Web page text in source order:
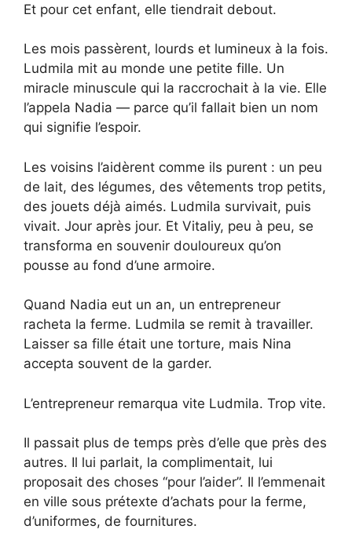
Et pour cet enfant, elle tiendrait debout.
Les mois passèrent, lourds et lumineux à la fois.
Ludmila mit au monde une petite fille. Un
miracle minuscule qui la raccrochait à la vie. Elle
l’appela Nadia — parce qu’il fallait bien un nom
qui signifie l’espoir.
Les voisins l’aidèrent comme ils purent : un peu
de lait, des légumes, des vêtements trop petits,
des jouets déjà aimés. Ludmila survivait, puis
vivait. Jour après jour. Et Vitaliy, peu à peu, se
transforma en souvenir douloureux qu’on
pousse au fond d’une armoire.
Quand Nadia eut un an, un entrepreneur
racheta la ferme. Ludmila se remit à travailler.
Laisser sa fille était une torture, mais Nina
accepta souvent de la garder.
L’entrepreneur remarqua vite Ludmila. Trop vite.
Il passait plus de temps près d’elle que près des
autres. Il lui parlait, la complimentait, lui
proposait des choses “pour l’aider”. Il l’emmenait
en ville sous prétexte d’achats pour la ferme,
d’uniformes, de fournitures.